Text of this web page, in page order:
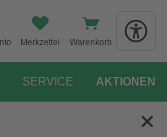
Merkzettel Warenkorb
SERVICE AKTIONEN